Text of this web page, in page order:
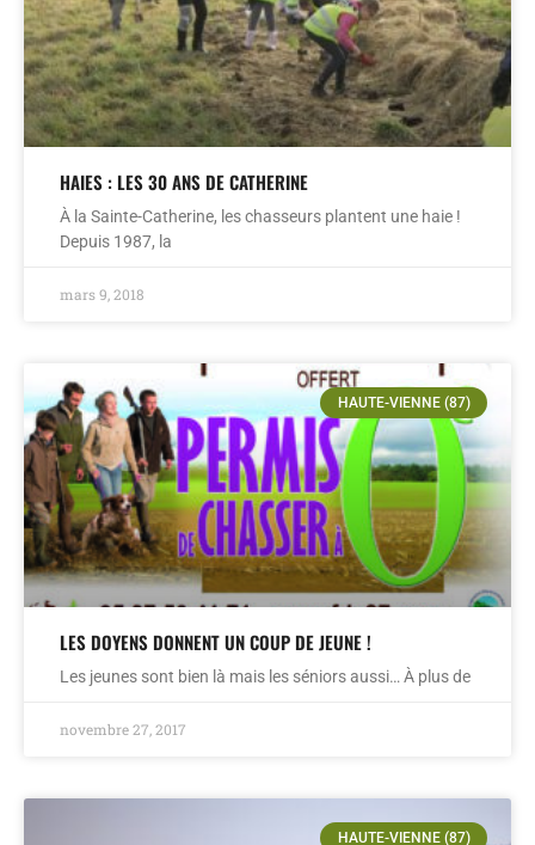
HAIES : LES 30 ANS DE CATHERINE
À la Sainte-Catherine, les chasseurs plantent une haie !
Depuis 1987, la
mars 9, 2018
HAUTE-VIENNE (87)
LES DOYENS DONNENT UN COUP DE JEUNE !
Les jeunes sont bien là mais les séniors aussi… À plus de
novembre 27, 2017
HAUTE-VIENNE (87)